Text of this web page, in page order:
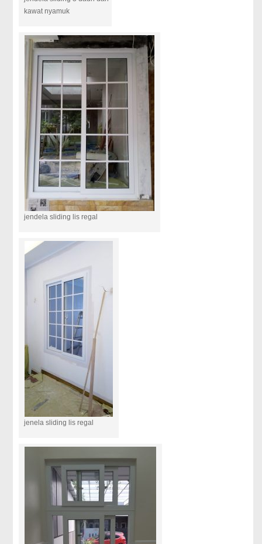
kawat nyamuk
jendela sliding lis regal
jenela sliding lis regal